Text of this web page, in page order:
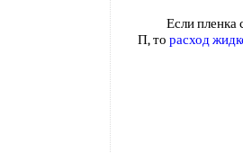
Если пленка
П, то расход